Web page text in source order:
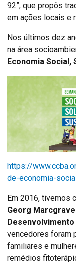
92”, que propôs
em ações locais e
Nos últimos dez
na área
Economia Social,
https://
de-economia-
Em 2016, tivemos
Georg
vencedores foram
familiares e
remédios